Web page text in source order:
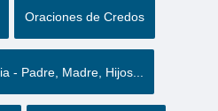
Oraciones de Credos
- Padre, Madre, Hijos...